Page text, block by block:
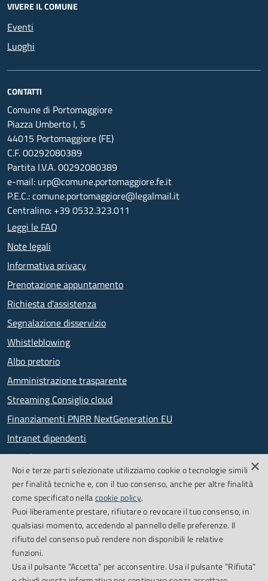
VIVERE IL COMUNE
Eventi
Luoghi
CONTATTI
Comune di Portomaggiore
Piazza Umberto I, 5
44015 Portomaggiore (FE)
C.F. 00292080389
Partita I.V.A. 00292080389
e-mail: urp@comune.portomaggiore.fe.it
P.E.C.: comune.portomaggiore@legalmail.it
Centralino: +39 0532.323.011
Leggi le FAQ
Note legali
Informativa privacy
Prenotazione appuntamento
Richiesta d'assistenza
Segnalazione disservizio
Whistleblowing
Albo pretorio
Amministrazione trasparente
Streaming Consiglio cloud
Finanziamenti PNRR NextGeneration EU
Intranet dipendenti
Newsletter
PagoPA
SEGUICI SU
FacebookFeed RSS
×
Noi e terze parti selezionate utilizziamo cookie o tecnologie simili
per finalità tecniche e, con il tuo consenso, anche per altre finalità
come specificato nellacookie policy.
Puoi liberamente prestare, rifiutare o revocare il tuo consenso, in
qualsiasi momento, accedendo al pannello delle preferenze. Il
rifiuto del consenso può rendere non disponibili le relative
funzioni.
Usa il pulsante “Accetta” per acconsentire. Usa il pulsante “Rifiuta”